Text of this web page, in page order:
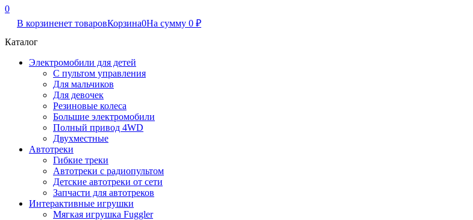
0
В корзиненет товаровКорзина0На сумму 0 ₽
Каталог
Электромобили для детей
С пультом управления
Для мальчиков
Для девочек
Резиновые колеса
Большие электромобили
Полный привод 4WD
Двухместные
Автотреки
Гибкие треки
Автотреки с радиопультом
Детские автотреки от сети
Запчасти для автотреков
Интерактивные игрушки
Мягкая игрушка Fuggler